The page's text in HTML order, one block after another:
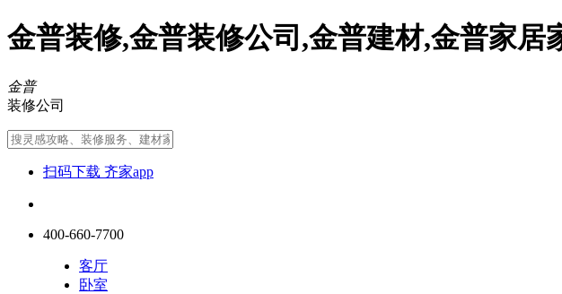
金普装修,金普装修公司,金普建材,金普家居
金普
装修公司
扫码下载 齐家app
400-660-7700
客厅
卧室